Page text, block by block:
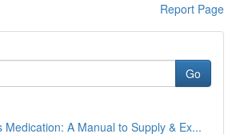
Report Page
Go
Medication: A Manual to Supply & Ex...